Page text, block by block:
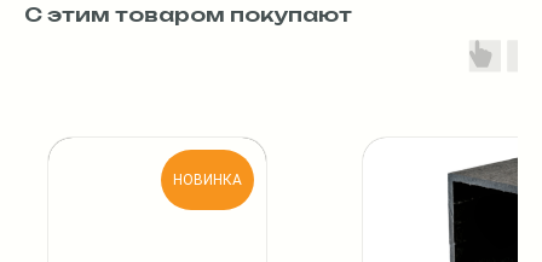
С этим товаром покупают
НОВИНКА